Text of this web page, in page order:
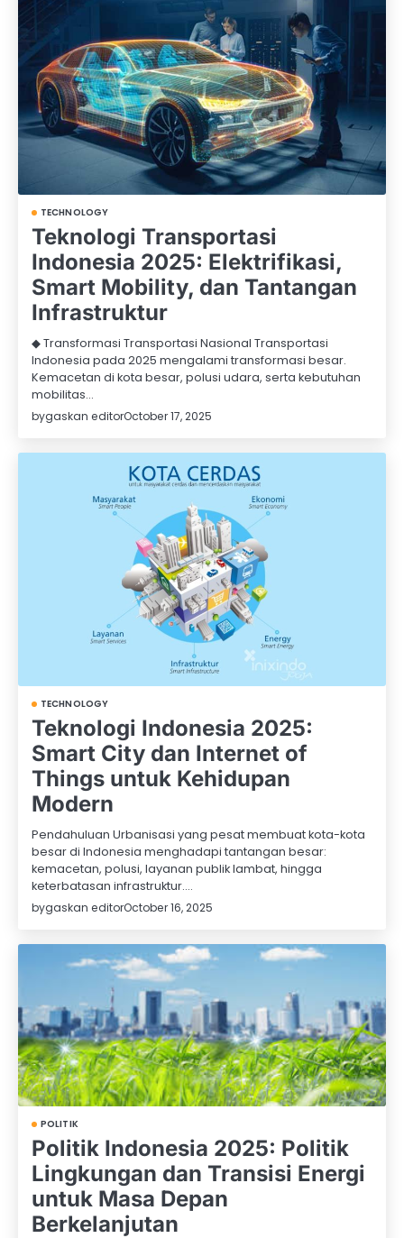
TECHNOLOGY
Teknologi Transportasi
Indonesia 2025: Elektrifikasi,
Smart Mobility, dan Tantangan
Infrastruktur
◆ Transformasi Transportasi Nasional Transportasi
Indonesia pada 2025 mengalami transformasi besar.
Kemacetan di kota besar, polusi udara, serta kebutuhan
mobilitas…
bygaskan editorOctober 17, 2025
TECHNOLOGY
Teknologi Indonesia 2025:
Smart City dan Internet of
Things untuk Kehidupan
Modern
Pendahuluan Urbanisasi yang pesat membuat kota-kota
besar di Indonesia menghadapi tantangan besar:
kemacetan, polusi, layanan publik lambat, hingga
keterbatasan infrastruktur.…
bygaskan editorOctober 16, 2025
POLITIK
Politik Indonesia 2025: Politik
Lingkungan dan Transisi Energi
untuk Masa Depan
Berkelanjutan